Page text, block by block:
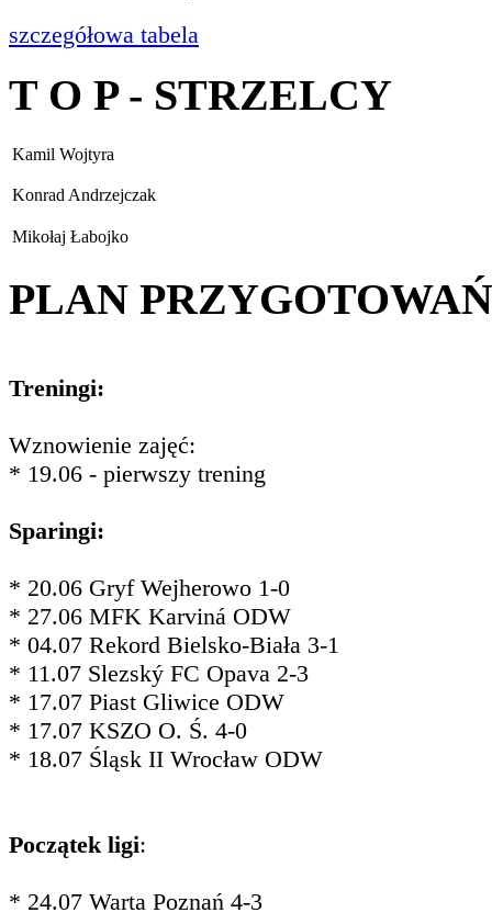
szczegółowa tabela
T O P - STRZELCY
Kamil Wojtyra
Konrad Andrzejczak
Mikołaj Łabojko
PLAN PRZYGOTOWAŃ
Treningi:
Wznowienie zajęć:
* 19.06 - pierwszy trening
Sparingi:
* 20.06 Gryf Wejherowo 1-0
* 27.06 MFK Karviná ODW
* 04.07 Rekord Bielsko-Biała 3-1
* 11.07 Slezský FC Opava 2-3
* 17.07 Piast Gliwice ODW
* 17.07 KSZO O. Ś. 4-0
* 18.07 Śląsk II Wrocław ODW
Początek ligi:
* 24.07 Warta Poznań 4-3